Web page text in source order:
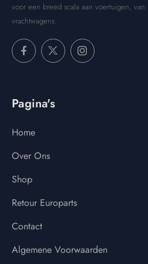
voor een breed scala aan voertuigen, van
vrachtwagens.
Pagina's
Home
Over Ons
Shop
Retour Europarts
Contact
Algemene Voorwaarden